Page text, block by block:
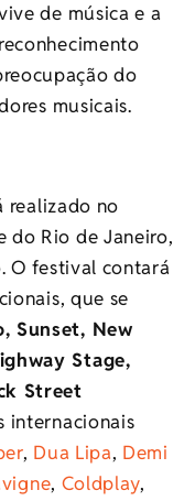
de música e a
do
musicais.
realizado no
do Rio de Janeiro,
O festival contará
que se
Sunset, New
Stage,
Street
internacionais
, Dua Lipa, Demi
, Coldplay,